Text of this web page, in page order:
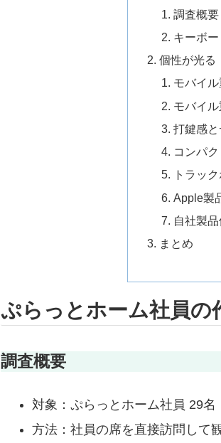
調査概要
キーボ
個性が光る
モバイ
モバイル
打鍵感
コンパ
トラッ
Apple製
自社製
まとめ
ぷらっとホーム社員の
調査概要
対象：ぷらっとホーム社員 29名
方法：社員の席を直接訪問して